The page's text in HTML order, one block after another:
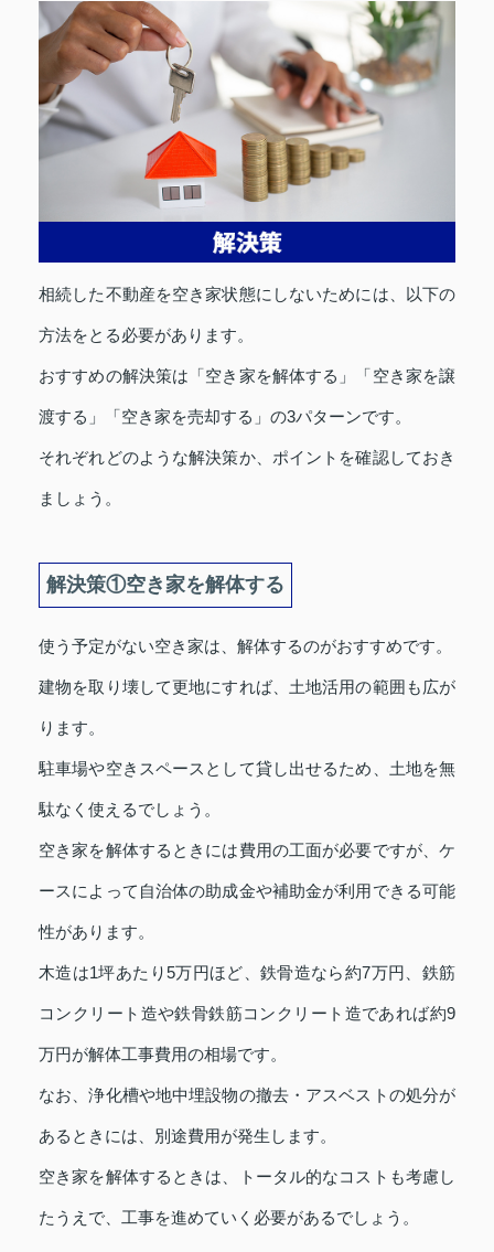
相続した不動産を空き家状態にしないためには、以下の
方法をとる必要があります。
おすすめの解決策は「空き家を解体する」「空き家を譲
渡する」「空き家を売却する」の3パターンです。
それぞれどのような解決策か、ポイントを確認しておき
ましょう。
解決策①空き家を解体する
使う予定がない空き家は、解体するのがおすすめです。
建物を取り壊して更地にすれば、土地活用の範囲も広が
ります。
駐車場や空きスペースとして貸し出せるため、土地を無
駄なく使えるでしょう。
空き家を解体するときには費用の工面が必要ですが、ケ
ースによって自治体の助成金や補助金が利用できる可能
性があります。
木造は1坪あたり5万円ほど、鉄骨造なら約7万円、鉄筋
コンクリート造や鉄骨鉄筋コンクリート造であれば約9
万円が解体工事費用の相場です。
なお、浄化槽や地中埋設物の撤去・アスベストの処分が
あるときには、別途費用が発生します。
空き家を解体するときは、トータル的なコストも考慮し
たうえで、工事を進めていく必要があるでしょう。